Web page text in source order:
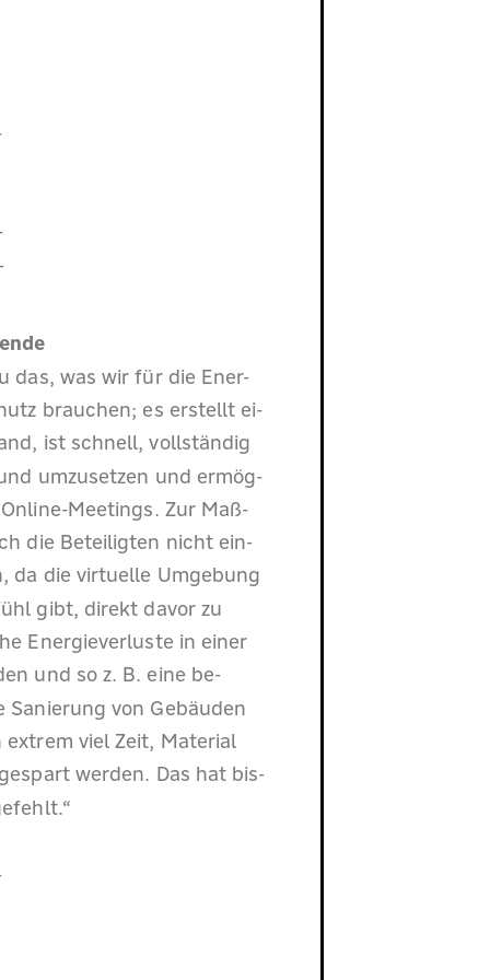
das, was wir für die Ener-
brauchen; es erstellt ei-
ist schnell, vollständig
umzusetzen und ermög-
Meetings. Zur Maß-
die Beteiligten nicht ein-
da die virtuelle Umgebung
gibt, direkt davor zu
Energieverluste in einer
und so z. B. eine be-
von Gebäuden
viel Zeit, Material
werden. Das hat bis-